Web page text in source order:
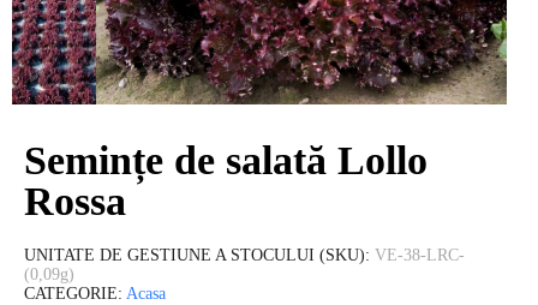
Semințe de salată Lollo
Rossa
UNITATE DE GESTIUNE A STOCULUI (SKU) VE-38-LRC-
(0,09g)
CATEGORIE Acasa